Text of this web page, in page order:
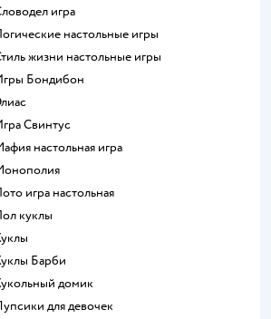
Словодел игра
Логические настольные игры
Стиль жизни настольные игры
Игры Бондибон
Элиас
Игра Свинтус
Мафия настольная игра
Монополия
Лото игра настольная
Лол куклы
Куклы
Куклы Барби
Кукольный домик
Пупсики для девочек